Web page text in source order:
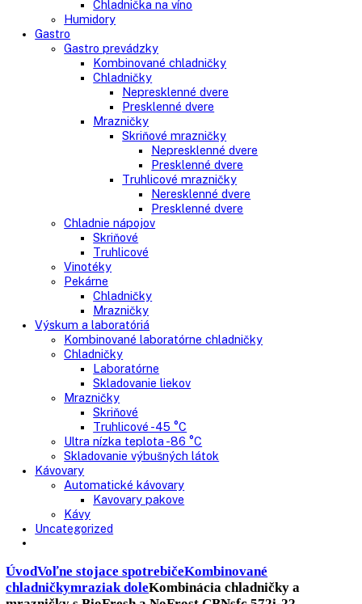
Truhlicové mrazničky
Klasické chladničky
Stolové chladničky
Americké chladničky
Chladnička na víno
Humidory
Gastro prevádzky
Kombinované chladničky
Chladničky
Nepresklenné dvere
Presklenné dvere
Mrazničky
Skriňové mrazničky
Truhlicové mrazničky
Chladnie nápojov
Skriňové
Truhlicové
Vinotéky
Pekárne
Chladničky
Mrazničky
Výskum a laboratóriá
Kombinované laboratórne chladničky
Chladničky
Laboratórne
Mrazničky
Truhlicové -45 °C
Ultra nízka teplota -86 °C
Skladovanie výbušných látok